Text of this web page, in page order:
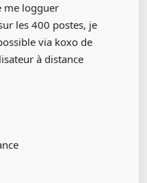
me logguer
les 400 postes, je
via koxo de
à distance